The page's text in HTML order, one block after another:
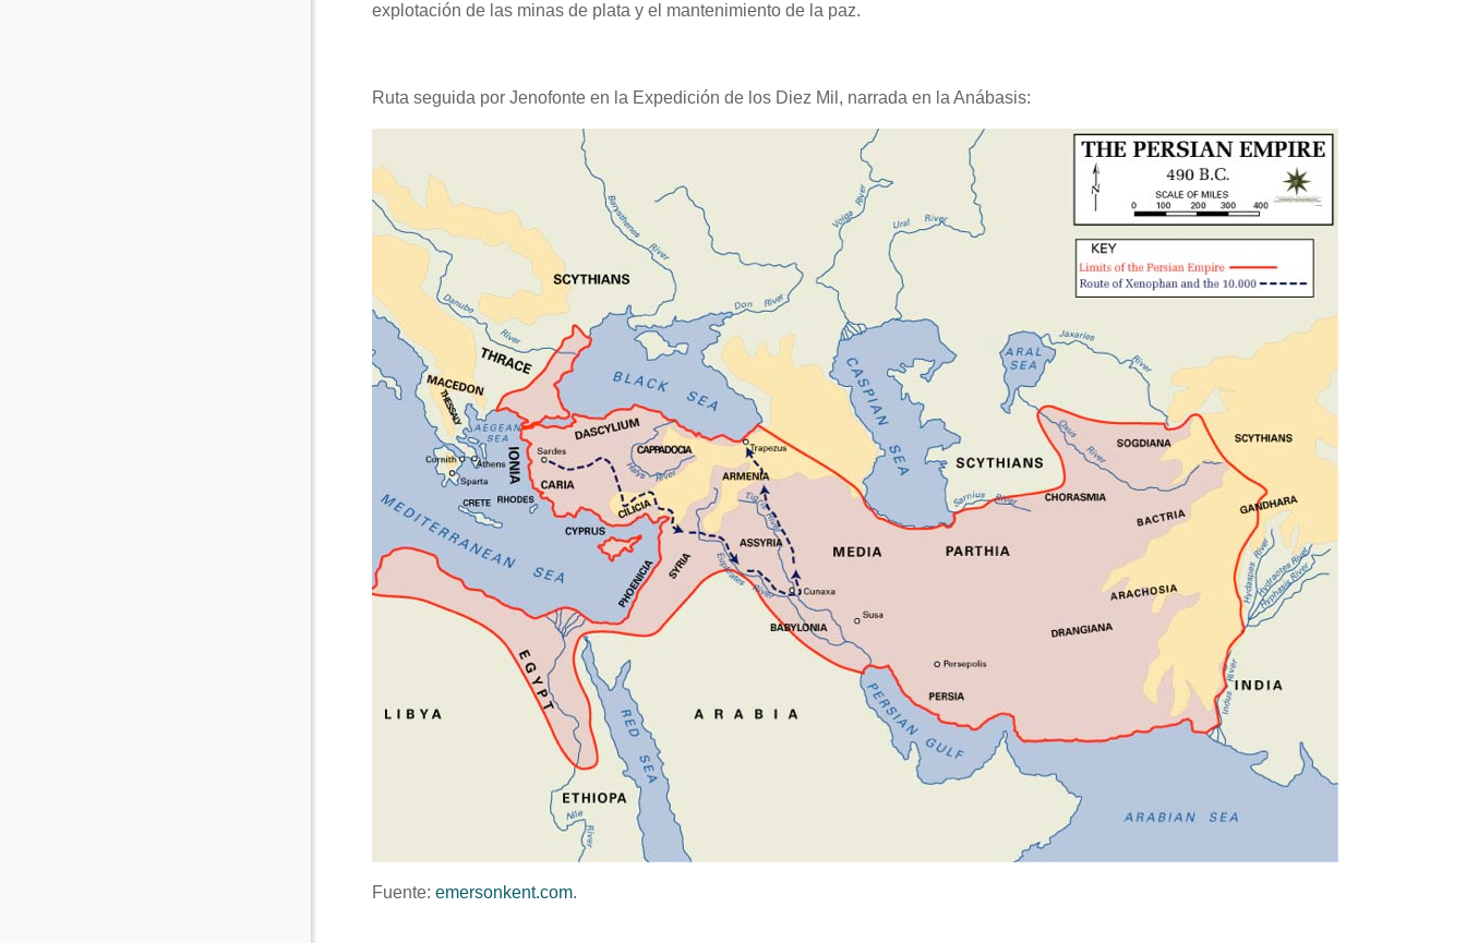
explotación de las minas de plata y el mantenimiento de la paz.
Ruta seguida por Jenofonte en la Expedición de los Diez Mil, narrada en la Anábasis:
Fuente: emersonkent.com.